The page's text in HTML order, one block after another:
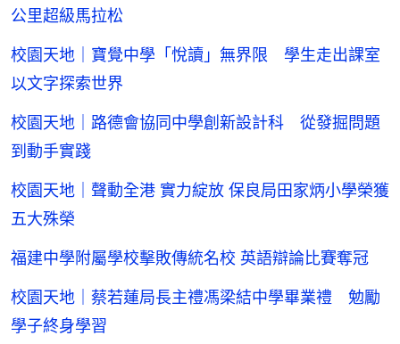
公里超級馬拉松
校園天地｜寶覺中學「悅讀」無界限 學生走出課室
以文字探索世界
校園天地｜路德會協同中學創新設計科 從發掘問題
到動手實踐
校園天地｜聲動全港 實力綻放 保良局田家炳小學榮獲
五大殊榮
福建中學附屬學校擊敗傳統名校 英語辯論比賽奪冠
校園天地｜蔡若蓮局長主禮馮梁結中學畢業禮 勉勵
學子終身學習